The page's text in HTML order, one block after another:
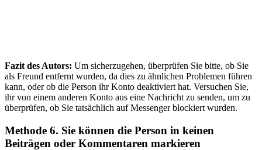
Fazit des Autors: Um sicherzugehen, überprüfen Sie bitte, ob Sie
als Freund entfernt wurden, da dies zu ähnlichen Problemen führen
kann, oder ob die Person ihr Konto deaktiviert hat. Versuchen Sie,
ihr von einem anderen Konto aus eine Nachricht zu senden, um zu
überprüfen, ob Sie tatsächlich auf Messenger blockiert wurden.
Methode 6. Sie können die Person in keinen
Beiträgen oder Kommentaren markieren